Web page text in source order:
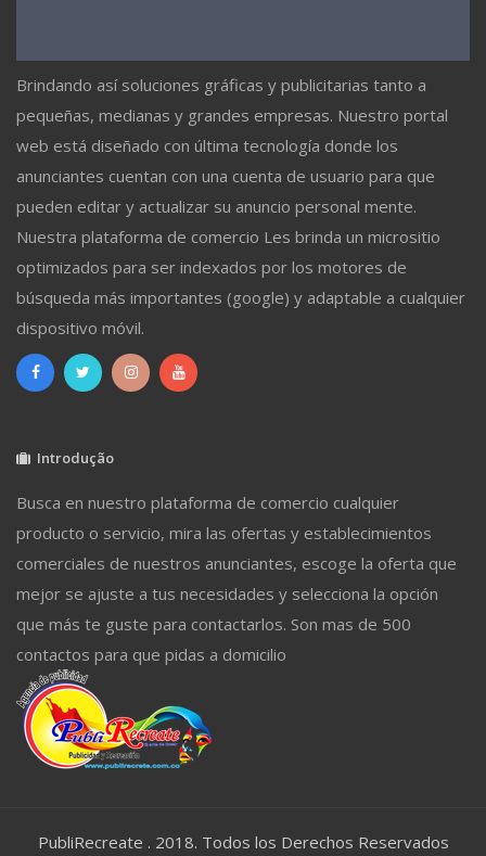
Brindando así soluciones gráficas y publicitarias tanto a
pequeñas, medianas y grandes empresas. Nuestro portal
web está diseñado con última tecnología donde los
anunciantes cuentan con una cuenta de usuario para que
pueden editar y actualizar su anuncio personal mente.
Nuestra plataforma de comercio Les brinda un micrositio
optimizados para ser indexados por los motores de
búsqueda más importantes (google) y adaptable a cualquier
dispositivo móvil.
Introdução
Busca en nuestro plataforma de comercio cualquier
producto o servicio, mira las ofertas y establecimientos
comerciales de nuestros anunciantes, escoge la oferta que
mejor se ajuste a tus necesidades y selecciona la opción
que más te guste para contactarlos. Son mas de 500
contactos para que pidas a domicilio
PubliRecreate . 2018. Todos los Derechos Reservados